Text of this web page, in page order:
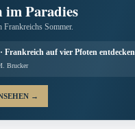
im Paradies
Sommer.
Frankreich auf vier Pfoten entdecken
Brucker
→